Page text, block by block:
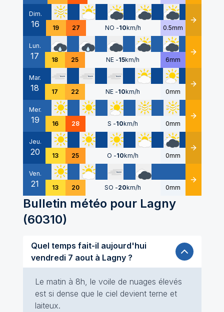
Dim.
16 19 27 NO -10km/h 0.5mm Détails
Lun.
17 18 25 NE -15km/h 6mm Détails
Mar.
18 17 22 NE -10km/h 0mm Détails
Mer.
19 16 28 S -10km/h 0mm Détails
Jeu.
20 13 25 O -10km/h 0mm Détails
Ven.
21 13 20 SO -20km/h 0mm Détails
Bulletin météo pour Lagny
(60310)
Quel temps fait-il aujourd'hui
vendredi 7 aout à Lagny ?
Le matin à 8h, le voile de nuages élevés
est si dense que le ciel devient terne et
laiteux.